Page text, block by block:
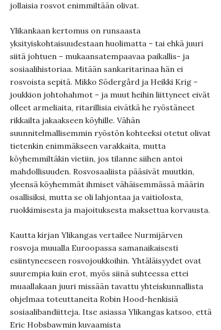
jollaisia rosvot enimmiltään olivat.
Ylikankaan kertomus on runsaasta
yksityiskohtaisuudestaan huolimatta – tai ehkä juuri
siitä johtuen – mukaansatempaavaa paikallis- ja
sosiaalihistoriaa. Mitään sankaritarinaa hän ei
rosvoista sepitä. Mikko Södergård ja Heikki Krig –
joukkion johtohahmot – ja muut heihin liittyneet eivät
olleet armeliaita, ritarillisia eivätkä he ryöstäneet
rikkailta jakaakseen köyhille. Vähän
suunnitelmallisemmin ryöstön kohteeksi otetut olivat
tietenkin enimmäkseen varakkaita, mutta
köyhemmiltäkin vietiin, jos tilanne siihen antoi
mahdollisuuden. Rosvosaaliista pääsivät muutkin,
yleensä köyhemmät ihmiset vähäisemmässä määrin
osallisiksi, mutta se oli lahjontaa ja vaitiolosta,
ruokkimisesta ja majoituksesta maksettua korvausta.
Kautta kirjan Ylikangas vertailee Nurmijärven
rosvoja muualla Euroopassa samanaikaisesti
esiintyneeseen rosvojoukkoihin. Yhtäläisyydet ovat
suurempia kuin erot, myös siinä suhteessa ettei
muaallakaan juuri missään tavattu yhteiskunnallista
ohjelmaa toteuttaneita Robin Hood-henkisiä
sosiaalibandiitteja. Itse asiassa Ylikangas katsoo, että
Eric Hobsbawmin kuvaamista